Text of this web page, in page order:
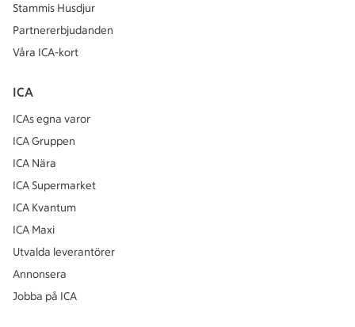
Stammis Husdjur
Partnererbjudanden
Våra ICA-kort
ICA
ICAs egna varor
ICA Gruppen
ICA Nära
ICA Supermarket
ICA Kvantum
ICA Maxi
Utvalda leverantörer
Annonsera
Jobba på ICA